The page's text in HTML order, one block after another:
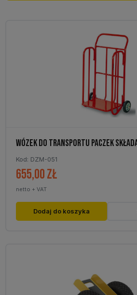
WÓZEK DO TRANSPORTU PACZEK
Kod: DZM-051
655,00zł
netto + VAT
Dodaj do koszyka